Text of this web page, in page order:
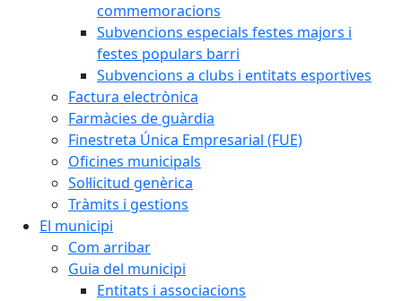
commemoracions
Subvencions especials festes majors i
festes populars barri
Subvencions a clubs i entitats esportives
Factura electrònica
Farmàcies de guàrdia
Finestreta Única Empresarial (FUE)
Oficines municipals
Sol·licitud genèrica
Tràmits i gestions
El municipi
Com arribar
Guia del municipi
Entitats i associacions